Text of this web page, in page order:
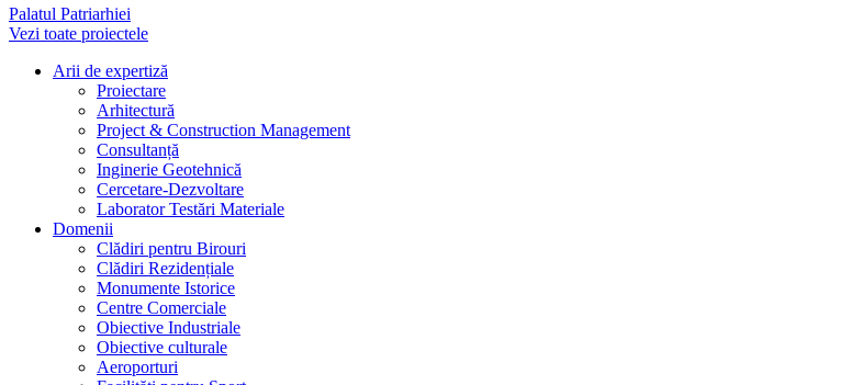
Palatul Patriarhiei
Vezi toate proiectele
Arii de expertiză
Proiectare
Arhitectură
Project & Construction Management
Consultanță
Inginerie Geotehnică
Cercetare-Dezvoltare
Laborator Testări Materiale
Domenii
Clădiri pentru Birouri
Clădiri Rezidențiale
Monumente Istorice
Centre Comerciale
Obiective Industriale
Obiective culturale
Aeroporturi